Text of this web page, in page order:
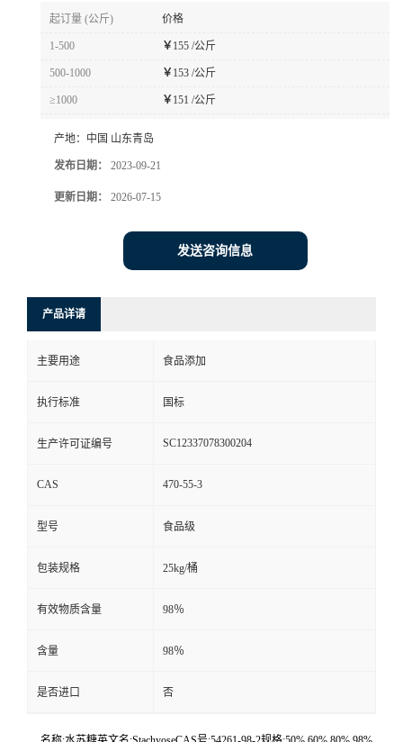
起订量 (公斤) 价格
1-500 ￥ 155 /公斤
500-1000 ￥ 153 /公斤
≥1000 ￥ 151 /公斤
产地： 中国 山东青岛
发布日期： 2023-09-21
更新日期： 2026-07-15
发送咨询信息
产品详请
主要用途 食品添加
执行标准 国标
生产许可证编号 SC12337078300204
CAS 470-55-3
型号 食品级
包装规格 25kg/桶
有效物质含量 98％
含量 98％
是否进口 否